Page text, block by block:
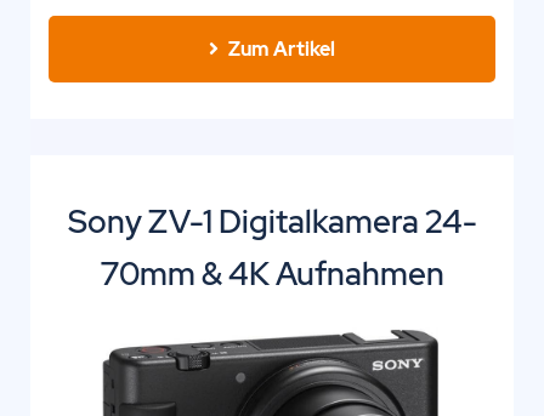
Zum Artikel
Sony ZV-1 Digitalkamera 24-
70mm & 4K Aufnahmen